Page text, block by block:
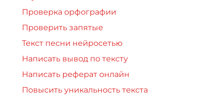
Проверка орфографии
Проверить запятые
Текст песни нейросетью
Написать вывод по тексту
Написать реферат онлайн
Повысить уникальность текста